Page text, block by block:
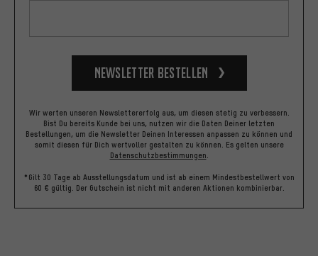
Newsletter bestellen
Wir werten unseren Newslettererfolg aus, um diesen stetig zu verbessern.
Bist Du bereits Kunde bei uns, nutzen wir die Daten Deiner letzten
Bestellungen, um die Newsletter Deinen Interessen anpassen zu können und
somit diesen für Dich wertvoller gestalten zu können. Es gelten unsere
Datenschutzbestimmungen.
*Gilt 30 Tage ab Ausstellungsdatum und ist ab einem Mindestbestellwert von
60 € gültig. Der Gutschein ist nicht mit anderen Aktionen kombinierbar.